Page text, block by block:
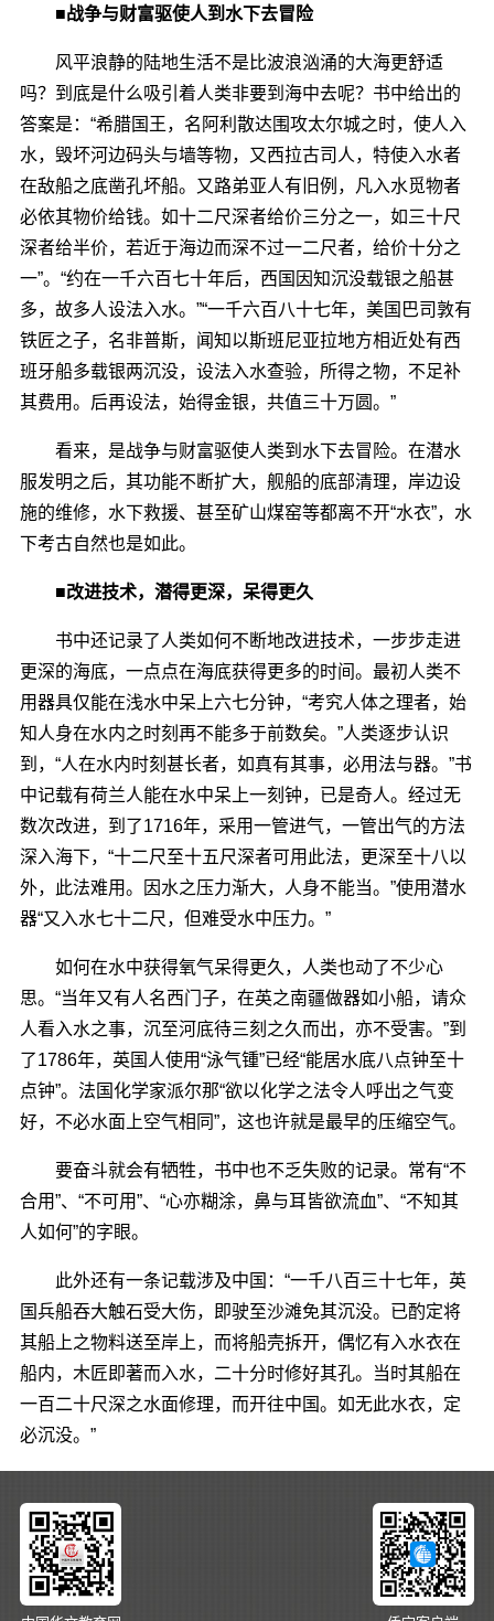
■战争与财富驱使人到水下去冒险
风平浪静的陆地生活不是比波浪汹涌的大海更舒适
吗？到底是什么吸引着人类非要到海中去呢？书中给出的
答案是：“希腊国王，名阿利散达围攻太尔城之时，使人入
水，毁坏河边码头与墙等物，又西拉古司人，特使入水者
在敌船之底凿孔坏船。又路弟亚人有旧例，凡入水觅物者
必依其物价给钱。如十二尺深者给价三分之一，如三十尺
深者给半价，若近于海边而深不过一二尺者，给价十分之
一”。“约在一千六百七十年后，西国因知沉没载银之船甚
多，故多人设法入水。”“一千六百八十七年，美国巴司敦有
铁匠之子，名非普斯，闻知以斯班尼亚拉地方相近处有西
班牙船多载银两沉没，设法入水查验，所得之物，不足补
其费用。后再设法，始得金银，共值三十万圆。”
看来，是战争与财富驱使人类到水下去冒险。在潜水
服发明之后，其功能不断扩大，舰船的底部清理，岸边设
施的维修，水下救援、甚至矿山煤窑等都离不开“水衣”，水
下考古自然也是如此。
■改进技术，潜得更深，呆得更久
书中还记录了人类如何不断地改进技术，一步步走进
更深的海底，一点点在海底获得更多的时间。最初人类不
用器具仅能在浅水中呆上六七分钟，“考究人体之理者，始
知人身在水内之时刻再不能多于前数矣。”人类逐步认识
到，“人在水内时刻甚长者，如真有其事，必用法与器。”书
中记载有荷兰人能在水中呆上一刻钟，已是奇人。经过无
数次改进，到了1716年，采用一管进气，一管出气的方法
深入海下，“十二尺至十五尺深者可用此法，更深至十八以
外，此法难用。因水之压力渐大，人身不能当。”使用潜水
器“又入水七十二尺，但难受水中压力。”
如何在水中获得氧气呆得更久，人类也动了不少心
思。“当年又有人名西门子，在英之南疆做器如小船，请众
人看入水之事，沉至河底待三刻之久而出，亦不受害。”到
了1786年，英国人使用“泳气锺”已经“能居水底八点钟至十
点钟”。法国化学家派尔那“欲以化学之法令人呼出之气变
好，不必水面上空气相同”，这也许就是最早的压缩空气。
要奋斗就会有牺牲，书中也不乏失败的记录。常有“不
合用”、“不可用”、“心亦糊涂，鼻与耳皆欲流血”、“不知其
人如何”的字眼。
此外还有一条记载涉及中国：“一千八百三十七年，英
国兵船吞大触石受大伤，即驶至沙滩免其沉没。已酌定将
其船上之物料送至岸上，而将船壳拆开，偶忆有入水衣在
船内，木匠即著而入水，二十分时修好其孔。当时其船在
一百二十尺深之水面修理，而开往中国。如无此水衣，定
必沉没。”